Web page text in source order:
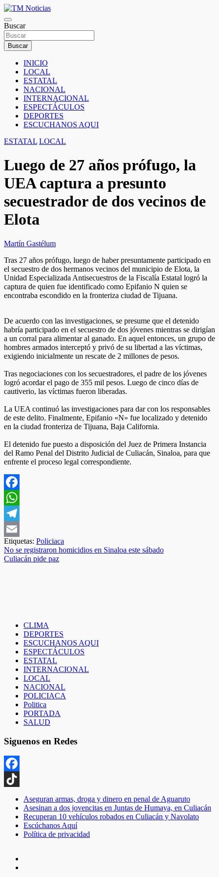
Saltar
al
contenido
TM Noticias
TM Noticias
Buscar
Buscar
INICIO
LOCAL
ESTATAL
NACIONAL
INTERNACIONAL
ESPECTÁCULOS
DEPORTES
ESCUCHANOS AQUI
ESTATAL LOCAL
Luego de 27 años prófugo, la
UEA captura a presunto
secuestrador de dos vecinos de
Elota
Martín Gastélum
Tras 27 años prófugo, luego de haber presuntamente participado en
el secuestro de dos hermanos vecinos del municipio de Elota, la
Unidad Especializada Antisecuestros de la Fiscalía Estatal logró la
captura de quien fue identificado como Epifanio N quien se
encontraba escondido en la fronteriza ciudad de Tijuana.
De acuerdo con las investigaciones, se presume que el detenido
habría participado en el secuestro de dos jóvenes mientras se dirigían
a un corral para alimentar al ganado. En aquel entonces, un grupo de
hombres armados interceptó y privó de su libertad a las víctimas,
exigiendo inicialmente un rescate de 2 millones de pesos.
Tras negociaciones con los secuestradores, el padre de los jóvenes
logró acordar el pago de 355 mil pesos. Luego de cinco días de
cautiverio, las víctimas fueron liberadas.
La UEA continuó las investigaciones para dar con los responsables
de este delito. Finalmente, Epifanio «N» fue localizado y detenido
en la ciudad fronteriza de Tijuana, Baja California.
El detenido fue puesto a disposición del Juez de Primera Instancia
del Ramo Penal del Distrito Judicial de Culiacán, Sinaloa, para que
enfrente el proceso legal correspondiente.
Facebook
WhatsApp
Telegram
Email
Etiquetas: Policiaca
Navegación
de
No se registraron homicidios en Sinaloa este sábado
Culiacán pide paz
CLIMA
DEPORTES
ESCUCHANOS AQUI
ESPECTÁCULOS
ESTATAL
INTERNACIONAL
LOCAL
NACIONAL
POLICIACA
Politica
PORTADA
SALUD
Siguenos en Redes
Facebook
TikTok
Aseguran armas, droga y dinero en penal de Aguaruto
Asesinan a dos jovencitas en Juntas de Humaya, en Culiacán
Recuperan 10 vehículos robados en Culiacán y Navolato
Escúchanos Aquí
Política de privacidad